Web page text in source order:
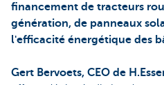
financement de tracteurs
génération, de panneaux
l'efficacité énergétique des
Gert Bervoets, CEO de